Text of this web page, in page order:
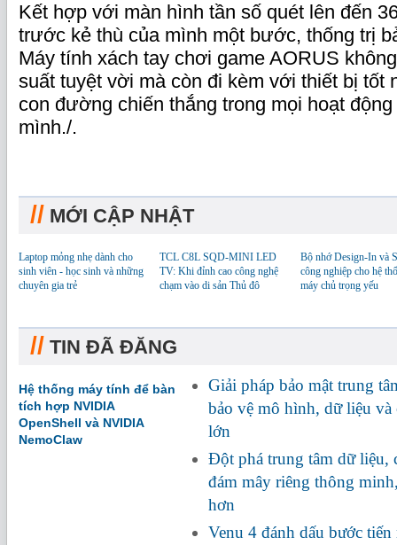
Kết hợp với màn hình tần số quét lên đến
trước kẻ thù của mình một bước, thống trị
Máy tính xách tay chơi game AORUS
suất tuyệt vời mà còn đi kèm với thiết bị tốt
con đường chiến thắng trong mọi hoạt
mình./.
// MỚI CẬP NHẬT
Laptop mỏng nhẹ dành cho
sinh viên - học sinh và những
chuyên gia trẻ
TCL C8L SQD-MINI LED
TV: Khi đỉnh cao công nghệ
chạm vào di sản Thủ đô
Bộ nhớ Design-In và
công nghiệp cho hệ
máy chủ trọng yếu
// TIN ĐÃ ĐĂNG
Hệ thống máy tính để bàn
tích hợp NVIDIA
OpenShell và NVIDIA
NemoClaw
Giải pháp bảo mật trung
bảo vệ mô hình, dữ liệu
lớn
Đột phá trung tâm dữ liệu,
đám mây riêng thông
hơn
Venu 4 đánh dấu bước